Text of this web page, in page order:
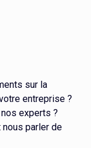
sur la
entreprise ?
experts ?
parler de